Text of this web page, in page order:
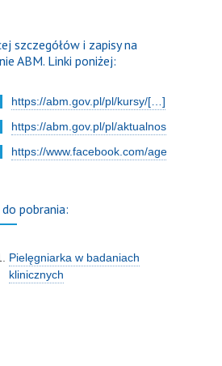
szczegółów i zapisy na
ABM. Linki poniżej:
https://abm.gov.pl/pl/kursy/[…]
https://abm.gov.pl/pl/aktualnosci/[…]
https://www.facebook.com/
pobrania:
Pielęgniarka w badaniach
klinicznych